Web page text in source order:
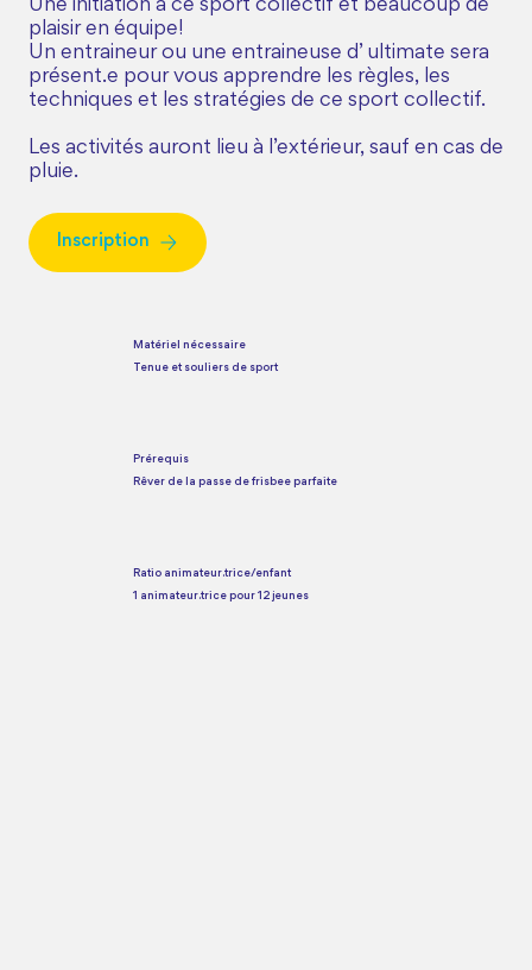
Matériel nécessaire
Tenue et souliers de sport
Prérequis
Rêver de la passe de frisbee parfaite
Ratio animateur.trice/enfant
1 animateur.trice pour 12 jeunes
Une initiation à ce sport collectif et beaucoup de
plaisir en équipe!
Un entraineur ou une entraineuse d’ ultimate sera
présent.e pour vous apprendre les règles, les
techniques et les stratégies de ce sport collectif.
Les activités auront lieu à l’extérieur, sauf en cas de
pluie.
Inscription